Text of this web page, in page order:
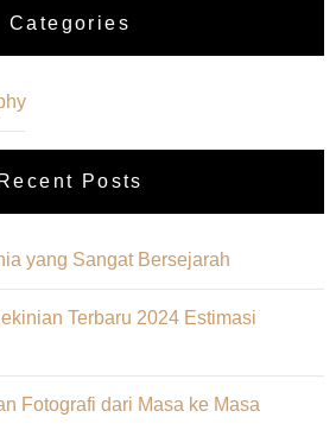
Categories
Recent Posts
yang Sangat Bersejarah
Terbaru 2024 Estimasi
Fotografi dari Masa ke Masa